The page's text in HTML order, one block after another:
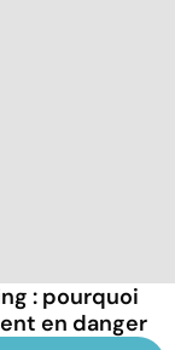
: pourquoi
en danger